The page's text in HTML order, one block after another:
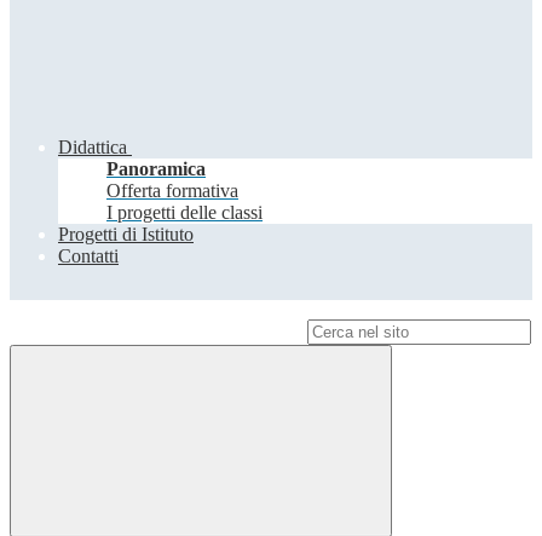
Didattica
Panoramica
Offerta formativa
I progetti delle classi
Progetti di Istituto
Contatti